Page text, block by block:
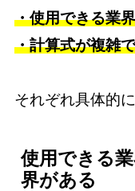
・使用できる業
・計算式が複雑
それぞれ具体的
使用できる
界がある